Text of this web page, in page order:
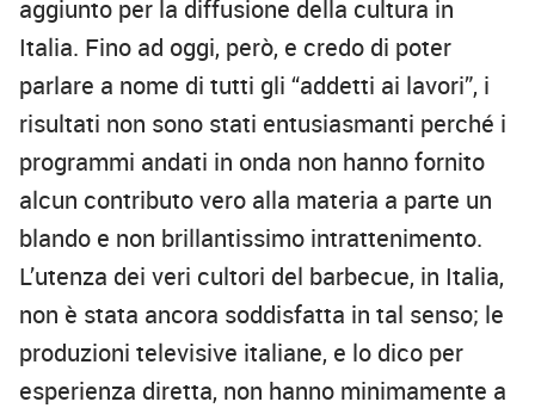
aggiunto per la diffusione della cultura in
Italia. Fino ad oggi, però, e credo di poter
parlare a nome di tutti gli “addetti ai lavori”, i
risultati non sono stati entusiasmanti perché i
programmi andati in onda non hanno fornito
alcun contributo vero alla materia a parte un
blando e non brillantissimo intrattenimento.
L’utenza dei veri cultori del barbecue, in Italia,
non è stata ancora soddisfatta in tal senso; le
produzioni televisive italiane, e lo dico per
esperienza diretta, non hanno minimamente a